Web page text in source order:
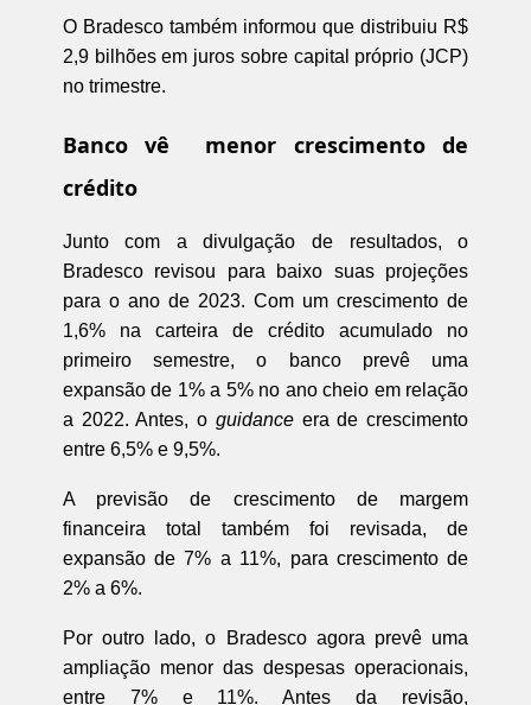
O Bradesco também informou que distribuiu R$
2,9 bilhões em juros sobre capital próprio (JCP)
no trimestre.
Banco vê menor crescimento de
crédito
Junto com a divulgação de resultados, o
Bradesco revisou para baixo suas projeções
para o ano de 2023. Com um crescimento de
1,6% na carteira de crédito acumulado no
primeiro semestre, o banco prevê uma
expansão de 1% a 5% no ano cheio em relação
a 2022. Antes, o guidanceera de crescimento
entre 6,5% e 9,5%.
A previsão de crescimento de margem
financeira total também foi revisada, de
expansão de 7% a 11%, para crescimento de
2% a 6%.
Por outro lado, o Bradesco agora prevê uma
ampliação menor das despesas operacionais,
entre 7% e 11%. Antes da revisão,